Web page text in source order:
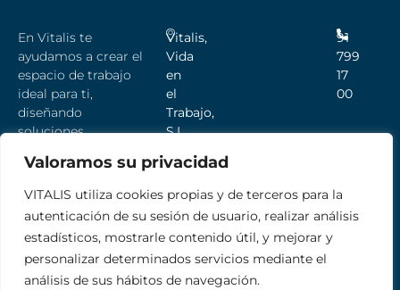
Valoramos su privacidad
VITALIS utiliza cookies propias y de terceros para la
autenticación de su sesión de usuario, realizar análisis
estadísticos, mostrarle contenido útil, y mejorar y
personalizar determinados servicios mediante el
análisis de sus hábitos de navegación.
En Vitalis te
ayudamos a crear el
espacio de trabajo
ideal para ti,
diseñando
soluciones
adaptan a las
necesidades de tu
Vitalis,
Vida
en
el
Trabajo,
S.L.,
9
Pozuelo
de
Alarcón,
Madrid
91
799
17
00